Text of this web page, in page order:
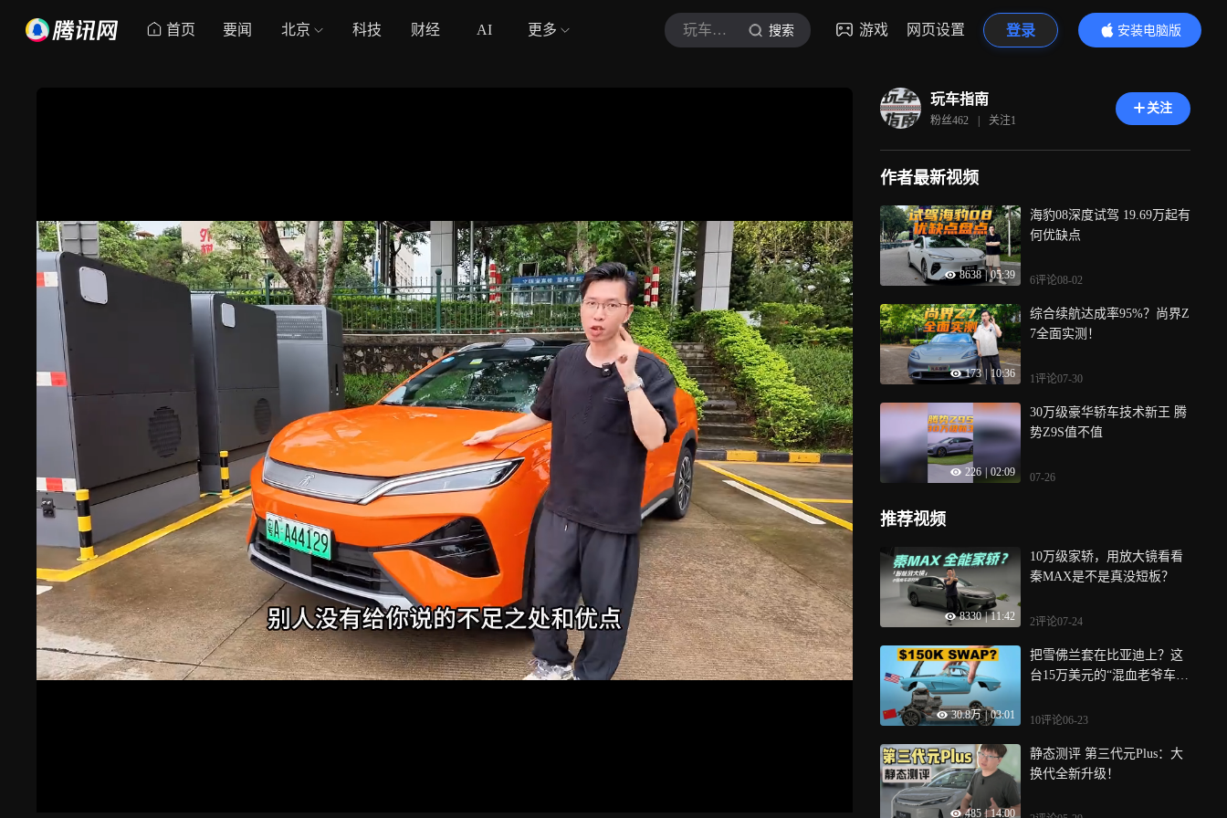
首页 要闻 北京 科技 财经 AI 更多 玩车指南 搜索 游戏 网页设置 登录
安装电脑版
内容更精彩
玩车指南
粉丝462 | 关注1
关注
作者最新视频
8638 | 05:39
海豹08深度试驾 19.69万起有
何优缺点
6评论08-02
173 10:36
综合续航达成率95%？尚界Z
7全面实测！
1评论07-30
226 | 02:09
30万级豪华轿车技术新王 腾
势Z9S值不值
07-26
推荐视频
8330 | 11:42
10万级家轿，用放大镜看看
秦MAX是不是真没短板？
2评论07-24
30.8万 | 03:01
把雪佛兰套在比亚迪上？这
台15万美元的“混血老爷车”
10评论06-23
485 | 14:00
静态测评 第三代元Plus：大
换代全新升级！